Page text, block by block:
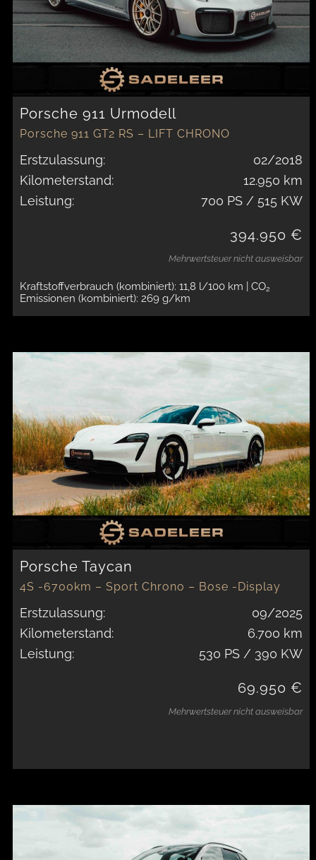
Porsche 911 Urmodell
Porsche 911 GT2 RS – LIFT CHRONO
Erstzulassung:
02/2018
Kilometerstand:
12.950 km
Leistung:
700 PS / 515 KW
394.950 €
Mehrwertsteuer nicht ausweisbar
Kraftstoffverbrauch (kombiniert): 11,8 l/100 km | CO2
Emissionen (kombiniert): 269 g/km
Porsche Taycan
4S -6700km – Sport Chrono – Bose -Display
Erstzulassung:
09/2025
Kilometerstand:
6.700 km
Leistung:
530 PS / 390 KW
69.950 €
Mehrwertsteuer nicht ausweisbar